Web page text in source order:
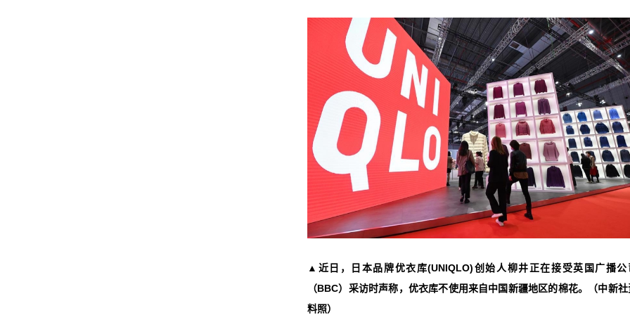
▲近日，日本品牌优衣库(UNIQLO)创始人柳井正在接受英国广播公
（BBC）采访时声称，优衣库不使用来自中国新疆地区的棉花。（中新社
料照）